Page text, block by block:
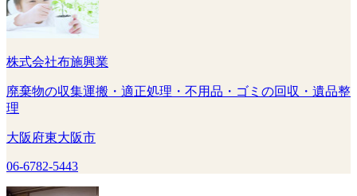
株式会社布施興業
廃棄物の収集運搬・適正処理・不用品・ゴミの回収・遺品整
理
大阪府東大阪市
06-6782-5443